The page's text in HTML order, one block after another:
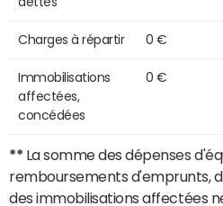
Charges à répartir 0 €
Immobilisations
affectées,
concédées
0 €
** La somme des dépenses
remboursements d'emprunts,
des immobilisations affectées